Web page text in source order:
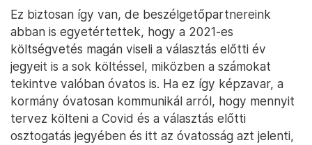
Ez biztosan így van, de beszélgetőpartnereink
abban is egyetértettek, hogy a 2021-es
költségvetés magán viseli a választás előtti év
jegyeit is a sok költéssel, miközben a számokat
tekintve valóban óvatos is. Ha ez így képzavar, a
kormány óvatosan kommunikál arról, hogy mennyit
tervez költeni a Covid és a választás előtti
osztogatás jegyében és itt az óvatosság azt jelenti,